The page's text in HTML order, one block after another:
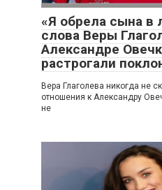
«Я обрела сына в
слова Веры
Александре
растрогали
Вера Глаголева никогда не
отношения к Александру
не